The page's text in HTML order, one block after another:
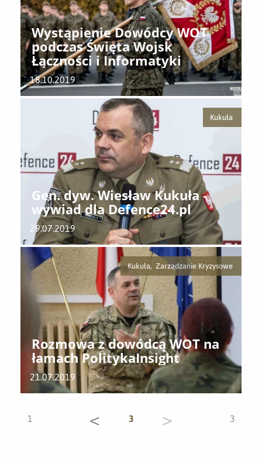
Wystąpienie Dowódcy WOT
podczas Święta Wojsk
Łączności i Informatyki
18.10.2019
Kukuła
Gen. dyw. Wiesław Kukuła -
wywiad dla Defence24.pl
29.07.2019
Kukuła, Zarządzanie Kryzysowe
Rozmowa z dowódcą WOT na
łamach PolitykaInsight
21.07.2019
1 < 3 > 3